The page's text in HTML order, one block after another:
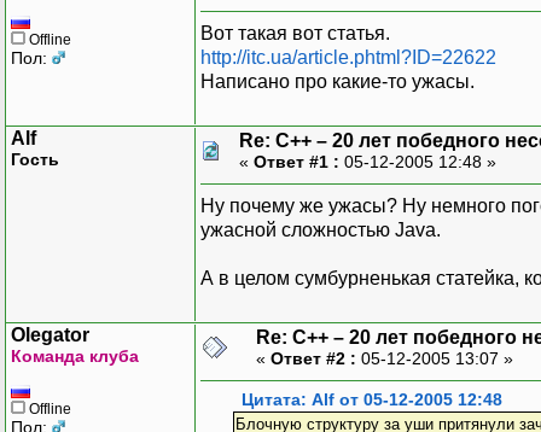
Offline
Пол:
Вот такая вот статья.
http://itc.ua/article.phtml?ID=22622
Написано про какие-то ужасы.
Alf
Гость
Re: C++ – 20 лет победного
« Ответ #1 : 05-12-2005 12:48 »
Ну почему же ужасы? Ну немного
ужасной сложностью Java.
А в целом сумбурненькая статейка,
Olegator
Команда клуба
Offline
Пол:
Re: C++ – 20 лет победного
« Ответ #2 : 05-12-2005 13:07 »
Цитата: Alf от 05-12-2005 12:48
Блочную структуру за уши притянули